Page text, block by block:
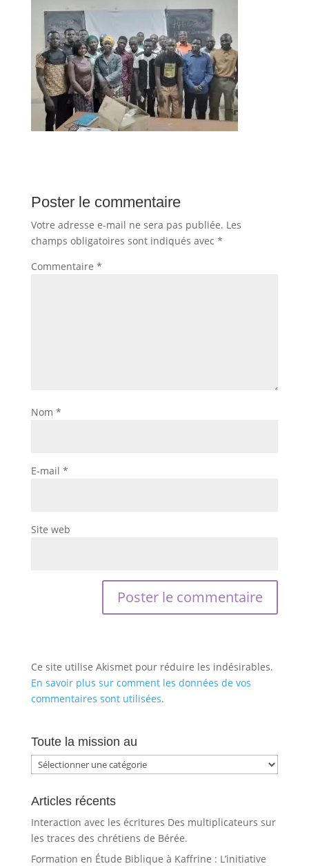
Poster le commentaire
Votre adresse e-mail ne sera pas publiée. Les
champs obligatoires sont indiqués avec *
Commentaire *
Nom *
E-mail *
Site web
Ce site utilise Akismet pour réduire les indésirables.
En savoir plus sur comment les données de vos
commentaires sont utilisées.
Toute la mission au
Toute
la
mission
au
Articles récents
Interaction avec les écritures Des multiplicateurs sur
les traces des chrétiens de Bérée.
Formation en Étude Biblique à Kaffrine : L’initiative